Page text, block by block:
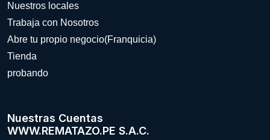
Nuestros locales
Trabaja con Nosotros
Abre tu propio negocio(Franquicia)
Tienda
probando
Nuestras Cuentas
WWW.REMATAZO.PE S.A.C.